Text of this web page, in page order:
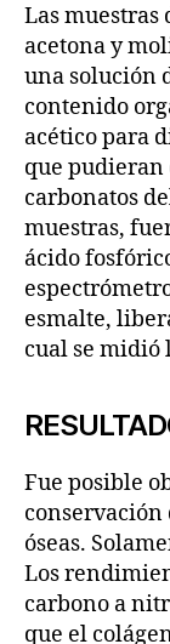
Las
acetona y
una solución
contenido
acético para
que pudieran
carbonatos
muestras,
ácido
esmalte,
cual se midió
Fue posible
conservación
óseas.
Los
carbono a
que el